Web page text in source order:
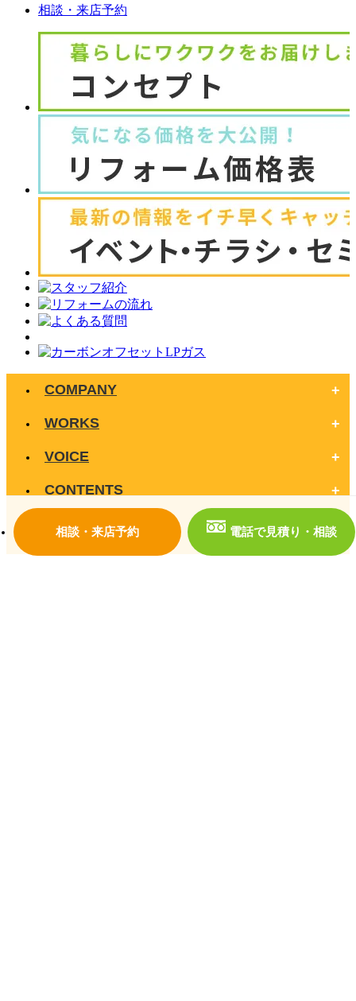
相談・来店予約 電話で見積り・相談
相談・来店予約
COMPANY
WORKS
VOICE
CONTENTS
CONTACT